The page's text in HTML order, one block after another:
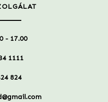
- 17.00
1111
824